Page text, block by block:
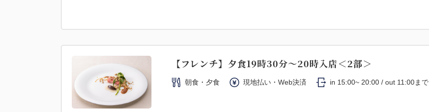
【フレンチ】夕食19時30分～20時入店＜2部＞
朝食・夕食 現地払い・Web決済 in 15:00~ 20:00 / out 11:00まで